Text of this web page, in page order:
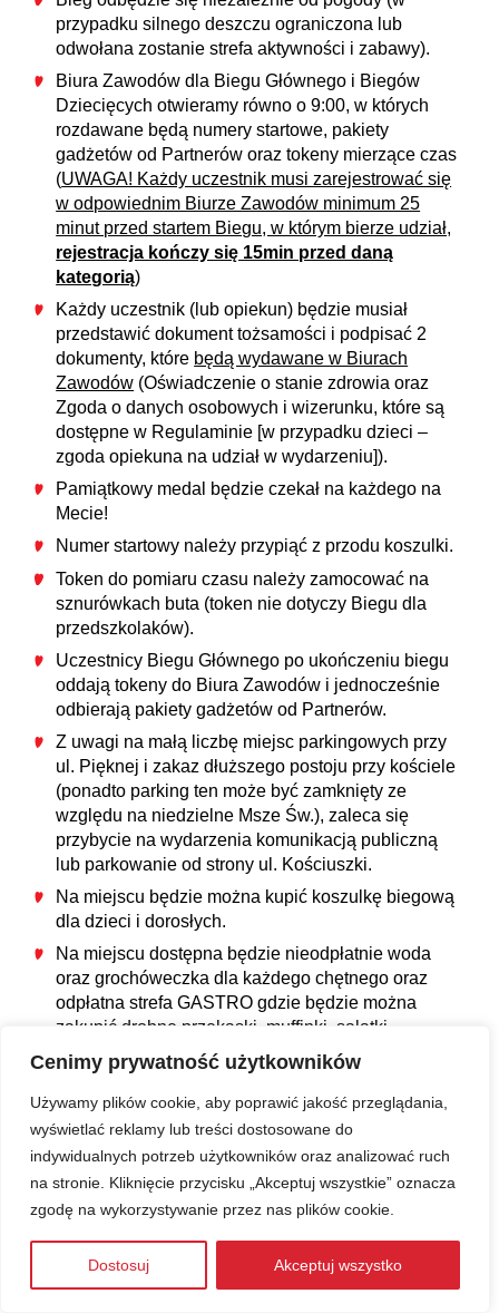
Cenimy prywatność użytkowników
Używamy plików cookie, aby poprawić jakość przeglądania,
wyświetlać reklamy lub treści dostosowane do
indywidualnych potrzeb użytkowników oraz analizować ruch
na stronie. Kliknięcie przycisku „Akceptuj wszystkie” oznacza
zgodę na wykorzystywanie przez nas plików cookie.
Dostosuj Akceptuj wszystko
przypadku silnego deszczu ograniczona lub
odwołana zostanie strefa aktywności i zabawy).
Biura Zawodów dla Biegu Głównego i Biegów
Dziecięcych otwieramy równo o 9:00, w których
rozdawane będą numery startowe, pakiety
gadżetów od Partnerów oraz tokeny mierzące czas
(UWAGA! Każdy uczestnik musi zarejestrować się
w odpowiednim Biurze Zawodów minimum 25
minut przed startem Biegu, w którym bierze udział,
rejestracja kończy się 15min przed daną
kategorią)
Każdy uczestnik (lub opiekun) będzie musiał
przedstawić dokument tożsamości i podpisać 2
dokumenty, które będą wydawane w Biurach
Zawodów (Oświadczenie o stanie zdrowia oraz
Zgoda o danych osobowych i wizerunku, które są
dostępne w Regulaminie [w przypadku dzieci –
zgoda opiekuna na udział w wydarzeniu]).
Pamiątkowy medal będzie czekał na każdego na
Mecie!
Numer startowy należy przypiąć z przodu koszulki.
Token do pomiaru czasu należy zamocować na
sznurówkach buta (token nie dotyczy Biegu dla
przedszkolaków).
Uczestnicy Biegu Głównego po ukończeniu biegu
oddają tokeny do Biura Zawodów i jednocześnie
odbierają pakiety gadżetów od Partnerów.
Z uwagi na małą liczbę miejsc parkingowych przy
ul. Pięknej i zakaz dłuższego postoju przy kościele
(ponadto parking ten może być zamknięty ze
względu na niedzielne Msze Św.), zaleca się
przybycie na wydarzenia komunikacją publiczną
lub parkowanie od strony ul. Kościuszki.
Na miejscu będzie można kupić koszulkę biegową
dla dzieci i dorosłych.
Na miejscu dostępna będzie nieodpłatnie woda
oraz grochóweczka dla każdego chętnego oraz
odpłatna strefa GASTRO gdzie będzie można
zakupić drobne przekąski, muffinki, sałatki
owocowe i napoje.